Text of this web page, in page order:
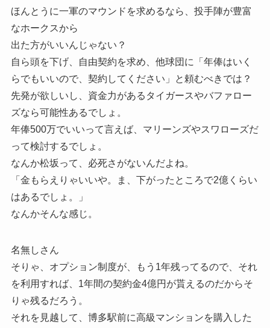
ほんとうに一軍のマウンドを求めるなら、投手陣が豊富
なホークスから
出た方がいいんじゃない？
自ら頭を下げ、自由契約を求め、他球団に「年俸はいく
らでもいいので、契約してください」と頼むべきでは？
先発が欲しいし、資金力があるタイガースやバファロー
ズなら可能性あるでしょ。
年俸500万でいいって言えば、マリーンズやスワローズだ
って検討するでしょ。
なんか松坂って、必死さがないんだよね。
「金もらえりゃいいや。ま、下がったところで2億くらい
はあるでしょ。」
なんかそんな感じ。
名無しさん
そりゃ、オプション制度が、もう1年残ってるので、それ
を利用すれば、1年間の契約金4億円が貰えるのだからそ
りゃ残るだろう。
それを見越して、博多駅前に高級マンションを購入した